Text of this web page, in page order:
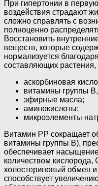
При гипертонии в
воздействия страдают
сложно справлять с
полноценно
Восстановить
веществ, которые
нормализуется
составляющих растения,
аскорбиновая
витамины группы
эфирные масла;
аминокислоты;
микроэлементы
Витамин РР сокращает
витамины группы В),
обеспечивает
количеством
холестериновый обмен
способствует